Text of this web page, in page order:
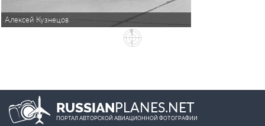
Алексей Кузнецов
RUSSIANPLANES.NET
ПОРТАЛ АВТОРСКОЙ АВИАЦИОННОЙ ФОТОГРАФИИ